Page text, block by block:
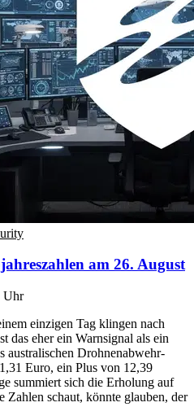
am 26. August
Uhr
einzigen Tag klingen nach
das eher ein Warnsignal als ein
australischen Drohnenabwehr-
Euro, ein Plus von 12,39
summiert sich die Erholung auf
Zahlen schaut, könnte glauben, der